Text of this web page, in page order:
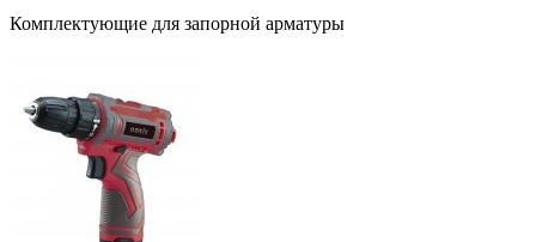
Комплектующие для запорной арматуры